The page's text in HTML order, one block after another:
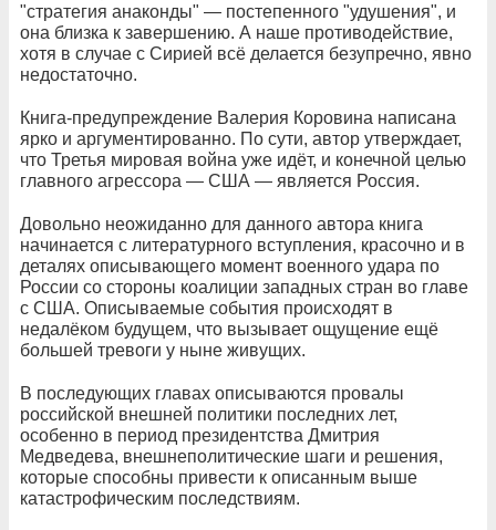
"стратегия анаконды" — постепенного "удушения", и
она близка к завершению. А наше противодействие,
хотя в случае с Сирией всё делается безупречно, явно
недостаточно.
Книга-предупреждение Валерия Коровина написана
ярко и аргументированно. По сути, автор утверждает,
что Третья мировая война уже идёт, и конечной целью
главного агрессора — США — является Россия.
Довольно неожиданно для данного автора книга
начинается с литературного вступления, красочно и в
деталях описывающего момент военного удара по
России со стороны коалиции западных стран во главе
с США. Описываемые события происходят в
недалёком будущем, что вызывает ощущение ещё
большей тревоги у ныне живущих.
В последующих главах описываются провалы
российской внешней политики последних лет,
особенно в период президентства Дмитрия
Медведева, внешнеполитические шаги и решения,
которые способны привести к описанным выше
катастрофическим последствиям.